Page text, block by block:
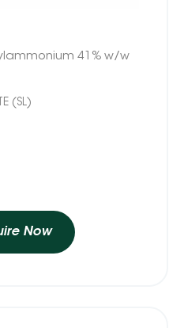
41% w/w
(SL)
Now